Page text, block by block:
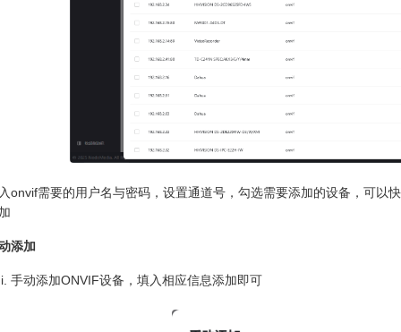
onvif需要的用户名与密码，设置通道号，勾选需要添加的设备，可以
添加
手动添加ONVIF设备，填入相应信息添加即可